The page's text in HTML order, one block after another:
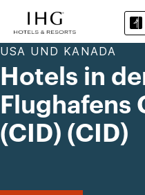
USA UND KANADA
Hotels in
Flughafens
(CID) (CID)